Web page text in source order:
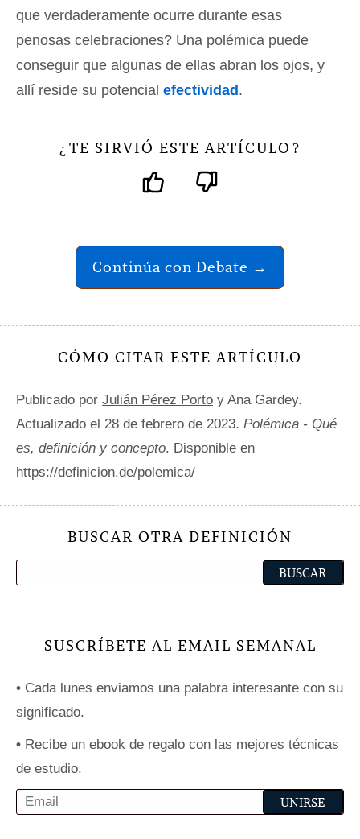
que verdaderamente ocurre durante esas
penosas celebraciones? Una polémica puede
conseguir que algunas de ellas abran los ojos, y
allí reside su potencial efectividad .
¿ TE SIRVIÓ ESTE ARTÍCULO ?
Continúa con Debate →
CÓMO CITAR ESTE ARTÍCULO
Publicado por Julián Pérez Porto y Ana Gardey.
Actualizado el 28 de febrero de 2023. Polémica - Qué
es, definición y concepto. Disponible en
https://definicion.de/polemica/
BUSCAR OTRA DEFINICIÓN
SUSCRÍBETE AL EMAIL SEMANAL
• Cada lunes enviamos una palabra interesante con su
significado.
• Recibe un ebook de regalo con las mejores técnicas
de estudio.